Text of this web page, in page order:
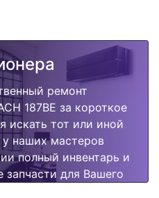
ремонт
187BE за короткое
искать тот или иной
у наших мастеров
полный инвентарь и
для Вашего